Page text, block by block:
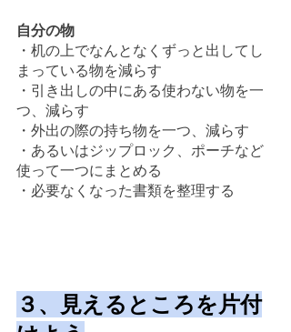
自分の物
・机の上でなんとなくずっと出してし
まっている物を減らす
・引き出しの中にある使わない物を一
つ、減らす
・外出の際の持ち物を一つ、減らす
・あるいはジップロック、ポーチなど
使って一つにまとめる
・必要なくなった書類を整理する
３、見えるところを片付